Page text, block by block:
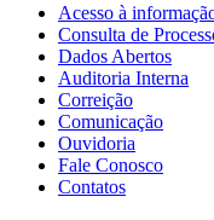
Acesso à
Consulta de
Dados Abertos
Auditoria Interna
Correição
Comunicação
Ouvidoria
Fale Conosco
Contatos